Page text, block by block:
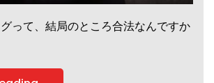
グって、結局のところ合法なんですか